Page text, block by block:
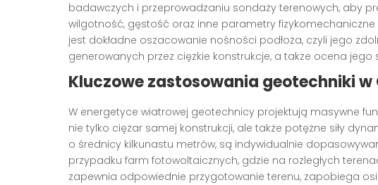
badawczych i przeprowadzaniu sondaży terenowych, aby
wilgotność, gęstość oraz inne parametry
jest dokładne oszacowanie nośności podłoża, czyli jego
generowanych przez ciężkie konstrukcje, a także ocena jego
Kluczowe zastosowania geotechniki w
W energetyce wiatrowej geotechnicy projektują masywne
nie tylko ciężar samej konstrukcji, ale także potężne siły
o średnicy kilkunastu metrów, są indywidualnie
przypadku farm fotowoltaicznych, gdzie na rozległych
zapewnia odpowiednie przygotowanie terenu, zapobiega